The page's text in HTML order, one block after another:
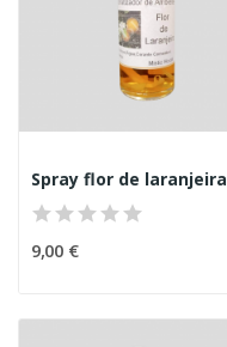
Spray flor de laranjeira
9,00 €